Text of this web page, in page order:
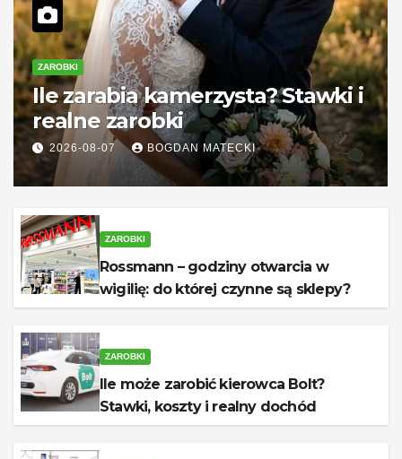
ZAROBKI
Ile zarabia kamerzysta? Stawki i
realne zarobki
2026-08-07 BOGDAN MATECKI
ZAROBKI
Rossmann – godziny otwarcia w
wigilię: do której czynne są sklepy?
ZAROBKI
Ile może zarobić kierowca Bolt?
Stawki, koszty i realny dochód